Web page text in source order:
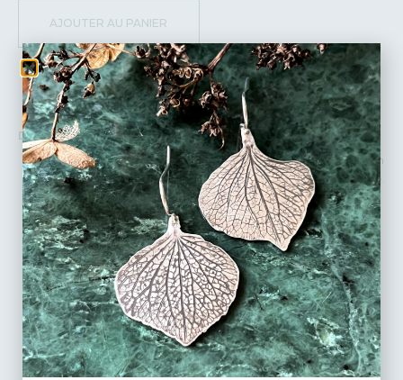
AJOUTER AU PANIER
DÉTAILS :
Bague en Argent massif recyclé – Pièce unique réalisée à la main
dans mon atelier à partir de l’empreinte d’une dentelle ancienne.
Taille de doigt : 51.
Taille de doigt:Une doute sur votre taille ?Pour
mesurer, suivez le guide par ici.
Hauteur de la bague : 12mm au plus haut.
Hauteur de l’anneau : 10mm.
Pierre : Agate Dendritique.
Chaque bijou est emballé dans un bel écrin, prêt à (s’)offrir.
Possibilité d’écrire un petit mot personnalisé.
Fabrication artisanale en stock prêt à partir.
Livraison en France et à l’international en lettre suivie (3 jours